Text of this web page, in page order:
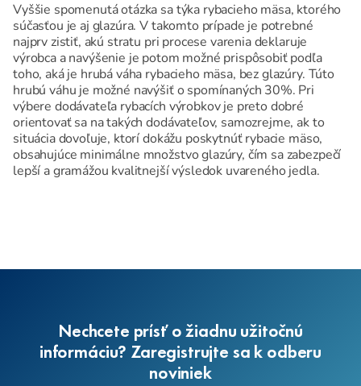
Vyššie spomenutá otázka sa týka rybacieho mäsa, ktorého
súčasťou je aj glazúra. V takomto prípade je potrebné
najprv zistiť, akú stratu pri procese varenia deklaruje
výrobca a navýšenie je potom možné prispôsobiť podľa
toho, aká je hrubá váha rybacieho mäsa, bez glazúry. Túto
hrubú váhu je možné navýšiť o spomínaných 30%. Pri
výbere dodávateľa rybacích výrobkov je preto dobré
orientovať sa na takých dodávateľov, samozrejme, ak to
situácia dovoľuje, ktorí dokážu poskytnúť rybacie mäso,
obsahujúce minimálne množstvo glazúry, čím sa zabezpečí
lepší a gramážou kvalitnejší výsledok uvareného jedla.
Nechcete prísť o žiadnu užitočnú
informáciu? Zaregistrujte sa k odberu
noviniek